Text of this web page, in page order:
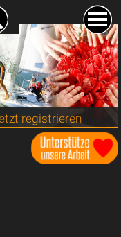
registrieren